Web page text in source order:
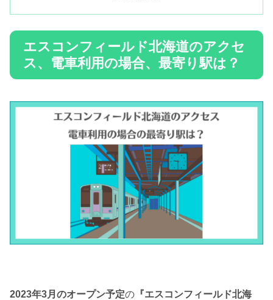
エスコンフィールド北海道のアクセ
ス、電車利用の場合、最寄り駅は？
2023年3月のオープン予定の 『エスコンフィールド北海